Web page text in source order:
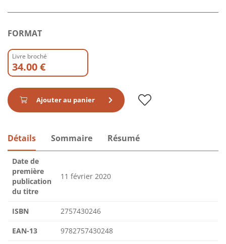
FORMAT
Livre broché
34.00 €
Ajouter au panier
Détails Sommaire Résumé
Date de
première
publication
du titre
11 février 2020
ISBN 2757430246
EAN-13 9782757430248